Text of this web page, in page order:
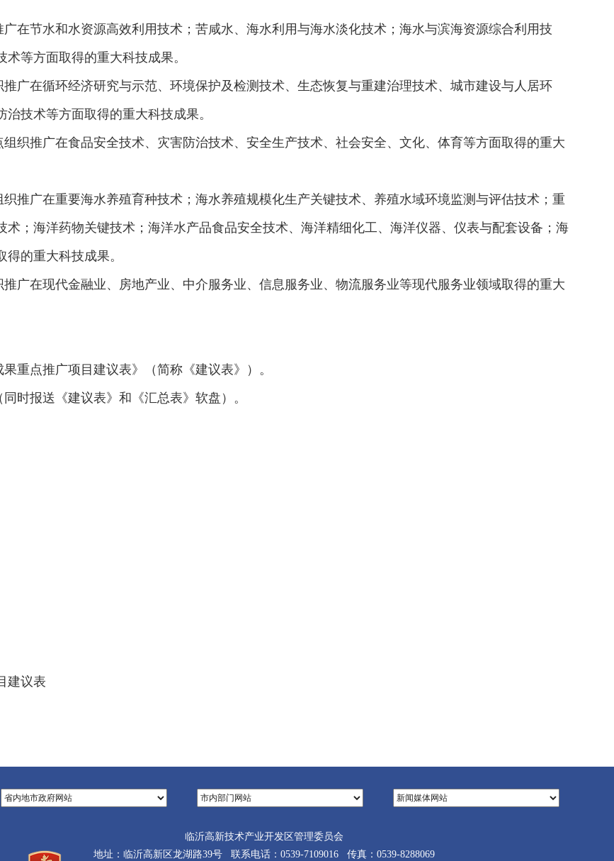
节水和水资源高效利用技术；苦咸水、海水利用与海水淡化技术；海水与滨海资源综合利用技
等方面取得的重大科技成果。
在循环经济研究与示范、环境保护及检测技术、生态恢复与重建治理技术、城市建设与人居环
技术等方面取得的重大科技成果。
推广在食品安全技术、灾害防治技术、安全生产技术、社会安全、文化、体育等方面取得的重大
广在重要海水养殖育种技术；海水养殖规模化生产关键技术、养殖水域环境监测与评估技术；重
；海洋药物关键技术；海洋水产品食品安全技术、海洋精细化工、海洋仪器、仪表与配套设备；海
的重大科技成果。
在现代金融业、房地产业、中介服务业、信息服务业、物流服务业等现代服务业领域取得的重大
点推广项目建议表》（简称《建议表》）。
报送《建议表》和《汇总表》软盘）。
建议表
临沂高新技术产业开发区管理委员会
地址：临沂高新区龙湖路39号 联系电话：0539-7109016 传真：0539-8288069